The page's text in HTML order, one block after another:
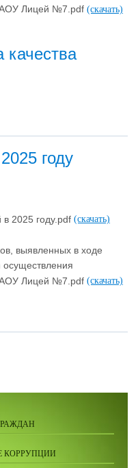
Лицей №7.pdf (скачать)
качества
году
2025 году.pdf (скачать)
выявленных в ходе
осуществления
Лицей №7.pdf (скачать)
КОРРУПЦИИ